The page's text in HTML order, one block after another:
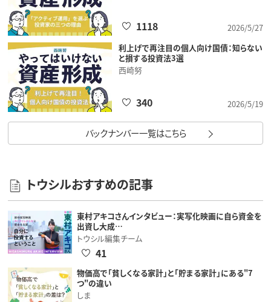
2026/5/27
1118
利上げで再注目の個人向け国債：知らない
と損する投資法3選
西崎努
2026/5/19
340
バックナンバー一覧はこちら
トウシルおすすめの記事
東村アキコさんインタビュー：実写化映画に自ら資金を
出資し大成…
トウシル編集チーム
41
物価高で「貧しくなる家計」と「貯まる家計」にある"7
つ"の違い
しま